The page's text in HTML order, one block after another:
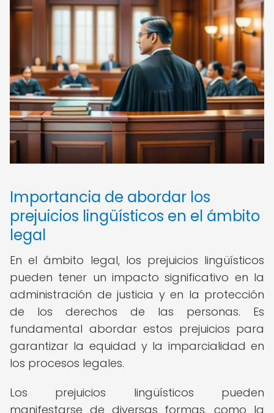
Importancia de abordar los
prejuicios lingüísticos en el ámbito
legal
En el ámbito legal, los prejuicios lingüísticos
pueden tener un impacto significativo en la
administración de justicia y en la protección
de los derechos de las personas. Es
fundamental abordar estos prejuicios para
garantizar la equidad y la imparcialidad en
los procesos legales.
Los prejuicios lingüísticos pueden
manifestarse de diversas formas, como la